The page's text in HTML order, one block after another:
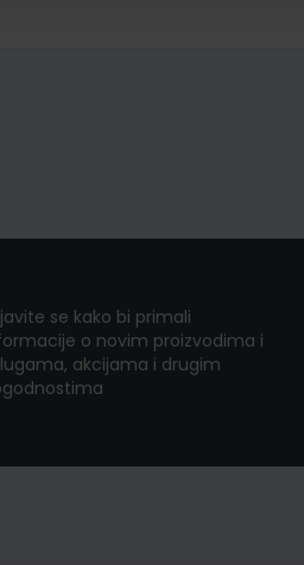
se kako bi primali
o novim proizvodima i
akcijama i drugim